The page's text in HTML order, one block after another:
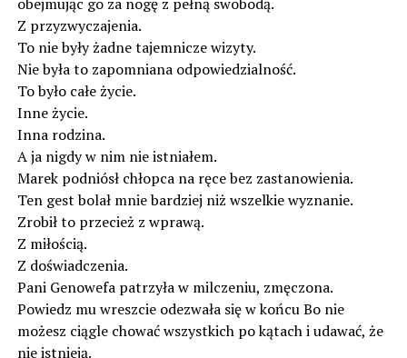
Z przyzwyczajenia.
To nie były żadne tajemnicze wizyty.
Nie była to zapomniana odpowiedzialność.
To było całe życie.
Inne życie.
Inna rodzina.
A ja nigdy w nim nie istniałem.
Marek podniósł chłopca na ręce bez zastanowienia.
Ten gest bolał mnie bardziej niż wszelkie wyznanie.
Zrobił to przecież z wprawą.
Z miłością.
Z doświadczenia.
Pani Genowefa patrzyła w milczeniu, zmęczona.
Powiedz mu wreszcie odezwała się w końcu Bo nie
możesz ciągle chować wszystkich po kątach i udawać, że
nie istnieją.